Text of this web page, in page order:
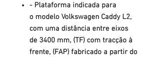
- Plataforma indicada para
o modelo Volkswagen Caddy L2,
com uma distância entre eixos
de 3400 mm, (TF) com tracção à
frente, (FAP) fabricado a partir do